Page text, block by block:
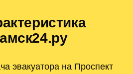
эвакуатора на Проспект